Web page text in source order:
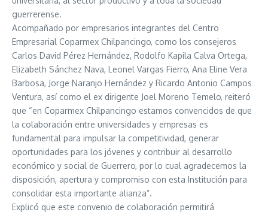
guerrerense.
Acompañado por empresarios integrantes del Centro
Empresarial Coparmex Chilpancingo, como los consejeros
Carlos David Pérez Hernández, Rodolfo Kapila Calva Ortega,
Elizabeth Sánchez Nava, Leonel Vargas Fierro, Ana Eline Vera
Barbosa, Jorge Naranjo Hernández y Ricardo Antonio Campos
Ventura, así como el ex dirigente Joel Moreno Temelo, reiteró
que “en Coparmex Chilpancingo estamos convencidos de que
la colaboración entre universidades y empresas es
fundamental para impulsar la competitividad, generar
oportunidades para los jóvenes y contribuir al desarrollo
económico y social de Guerrero, por lo cual agradecemos la
disposición, apertura y compromiso con esta Institución para
consolidar esta importante alianza”.
Explicó que este convenio de colaboración permitirá